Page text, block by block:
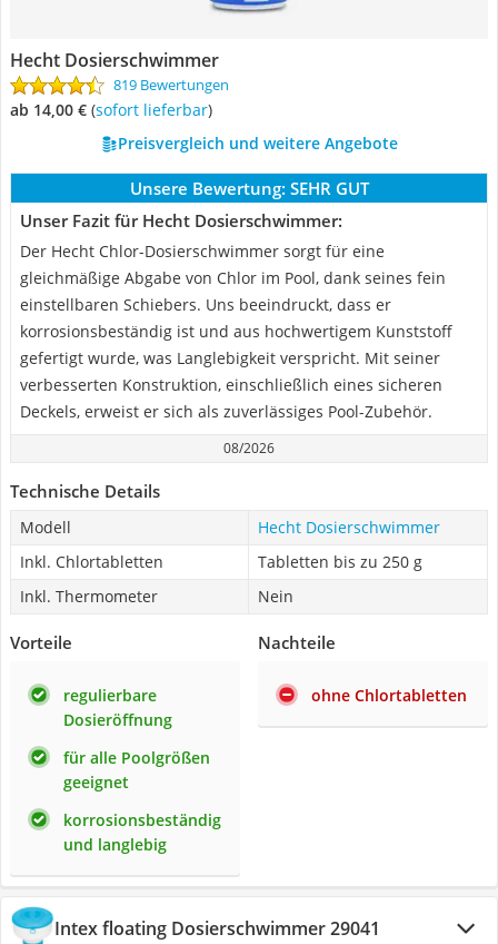
Hecht Dosierschwimmer
819 Bewertungen
ab 14,00 € ( Sofort lieferbar)
Preisvergleich und weitere Angebote
Unsere Bewertung: SEHR GUT
Unser Fazit für Hecht Dosierschwimmer:
Der Hecht Chlor-Dosierschwimmer sorgt für eine
gleichmäßige Abgabe von Chlor im Pool, dank seines fein
einstellbaren Schiebers. Uns beeindruckt, dass er
korrosionsbeständig ist und aus hochwertigem Kunststoff
gefertigt wurde, was Langlebigkeit verspricht. Mit seiner
verbesserten Konstruktion, einschließlich eines sicheren
Deckels, erweist er sich als zuverlässiges Pool-Zubehör.
08/2026
Technische Details
Modell
Hecht Dosierschwimmer
Inkl. Chlortabletten
Tabletten bis zu 250 g
Inkl. Thermometer
Nein
Vorteile
regulierbare
Dosieröffnung
für alle Poolgrößen
geeignet
korrosionsbeständig
und langlebig
Nachteile
ohne Chlortabletten
Intex floating Dosierschwimmer 29041